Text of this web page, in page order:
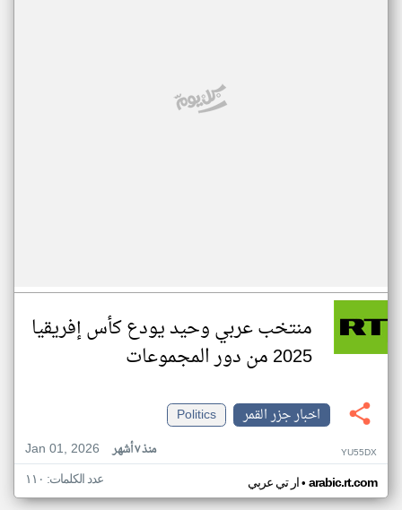
منتخب عربي وحيد يودع كأس إفريقيا
2025 من دور المجموعات
اخبار جزر القمر
Politics
Jan 01, 2026
منذ ٧ أشهر YU55DX
ار تي عربي• arabic.rt.com عدد الكلمات: ١١٠